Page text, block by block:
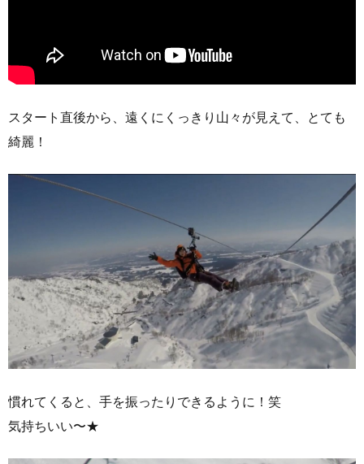
スタート直後から、遠くにくっきり山々が見えて、とても
綺麗！
慣れてくると、手を振ったりできるように！笑
気持ちいい〜★